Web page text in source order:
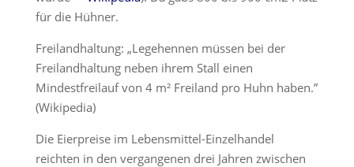
für die Hühner.
Freilandhaltung: „Legehennen müssen bei der
Freilandhaltung neben ihrem Stall einen
Mindestfreilauf von 4 m² Freiland pro Huhn haben.”
(Wikipedia)
Die Eierpreise im Lebensmittel-Einzelhandel
reichten in den vergangenen drei Jahren zwischen